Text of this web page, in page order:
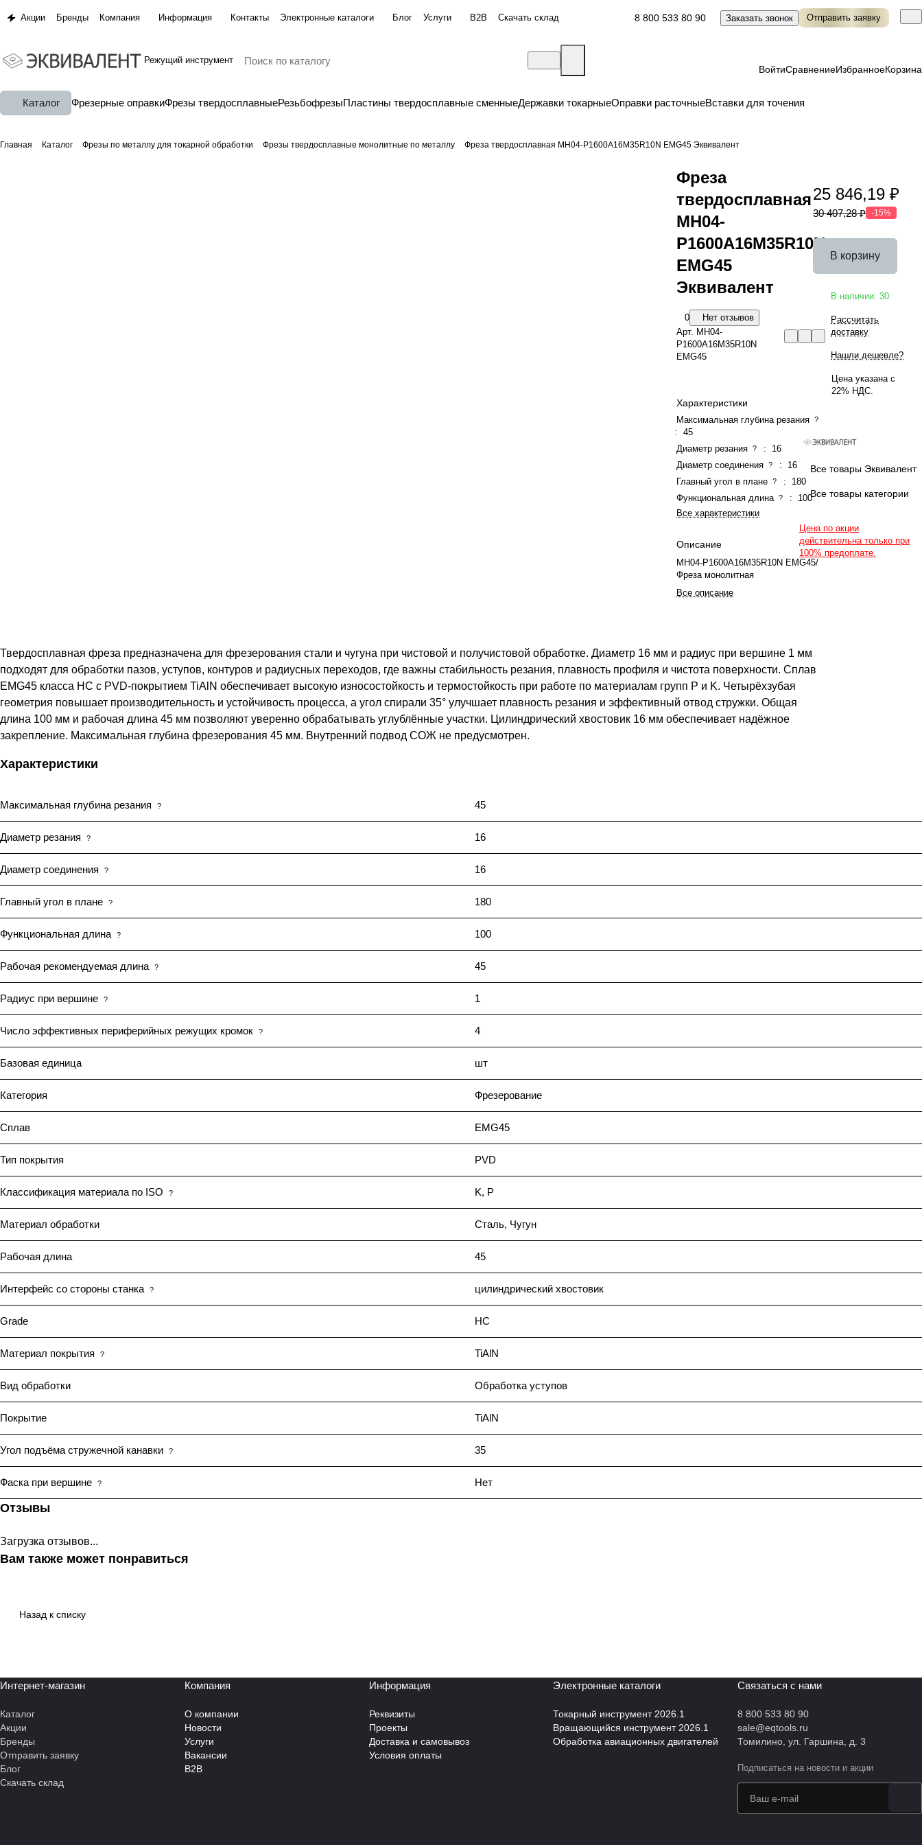
Акции Бренды Компания Информация Контакты Электронные каталоги Блог Услуги B2B Скачать склад 8 800 533 80 90 Заказать звонок Отправить заявку
Режущий инструмент
ВойтиСравнениеИзбранноеКорзина
Каталог Фрезерные оправкиФрезы твердосплавныеРезьбофрезыПластины твердосплавные сменныеДержавки токарныеОправки расточныеВставки для точения
Главная Каталог Фрезы по металлу для токарной обработки Фрезы твердосплавные монолитные по металлу Фреза твердосплавная MH04-P1600A16M35R10N EMG45 Эквивалент
Фреза
твердосплавная
MH04-
P1600A16M35R10N
EMG45
Эквивалент
0
Нет отзывов
Арт. MH04-
P1600A16M35R10N
EMG45
Характеристики
Максимальная глубина резания ?
: 45
Диаметр резания ? :
16
Диаметр соединения ? :
16
Главный угол в плане ? :
180
Функциональная длина ? :
100
Все характеристики
Описание
MH04-P1600A16M35R10N EMG45/
Фреза монолитная
Все описание
25 846,19 ₽
30 407,28 ₽ -15%
В корзину
В наличии: 30
Рассчитать
доставку
Нашли дешевле?
Цена указана с
22% НДС.
Все товары Эквивалент
Все товары категории
Цена по акции
действительна только при
100% предоплате.
Твердосплавная фреза предназначена для фрезерования стали и чугуна при чистовой и получистовой обработке. Диаметр 16 мм и радиус при вершине 1 мм
подходят для обработки пазов, уступов, контуров и радиусных переходов, где важны стабильность резания, плавность профиля и чистота поверхности. Сплав
EMG45 класса HC с PVD-покрытием TiAlN обеспечивает высокую износостойкость и термостойкость при работе по материалам групп P и K. Четырёхзубая
геометрия повышает производительность и устойчивость процесса, а угол спирали 35° улучшает плавность резания и эффективный отвод стружки. Общая
длина 100 мм и рабочая длина 45 мм позволяют уверенно обрабатывать углублённые участки. Цилиндрический хвостовик 16 мм обеспечивает надёжное
закрепление. Максимальная глубина фрезерования 45 мм. Внутренний подвод СОЖ не предусмотрен.
Характеристики
Максимальная глубина резания ? 45
Диаметр резания ? 16
Диаметр соединения ? 16
Главный угол в плане ? 180
Функциональная длина ? 100
Рабочая рекомендуемая длина ? 45
Радиус при вершине ? 1
Число эффективных периферийных режущих кромок ? 4
Базовая единица шт
Категория Фрезерование
Сплав EMG45
Тип покрытия PVD
Классификация материала по ISO ? K, P
Материал обработки Сталь, Чугун
Рабочая длина 45
Интерфейс со стороны станка ? цилиндрический хвостовик
Grade HC
Материал покрытия ? TiAlN
Вид обработки Обработка уступов
Покрытие TiAlN
Угол подъёма стружечной канавки ? 35
Фаска при вершине ? Нет
Отзывы
Загрузка отзывов...
Вам также может понравиться
Назад к списку
Интернет-магазин
Каталог
Акции
Бренды
Отправить заявку
Блог
Скачать склад
Компания
О компании
Новости
Услуги
Вакансии
B2B
Информация
Реквизиты
Проекты
Доставка и самовывоз
Условия оплаты
Электронные каталоги
Токарный инструмент 2026.1
Вращающийся инструмент 2026.1
Обработка авиационных двигателей
Связаться с нами
8 800 533 80 90
sale@eqtools.ru
Томилино, ул. Гаршина, д. 3
Подписаться на новости и акции